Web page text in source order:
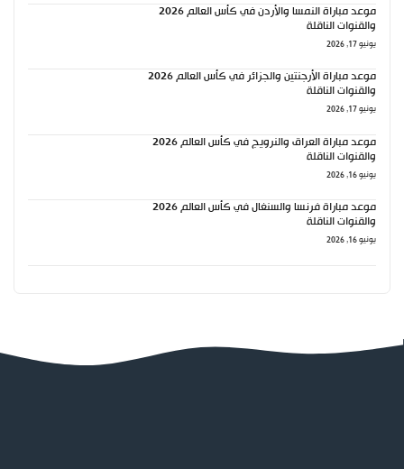
موعد مباراة النمسا والأردن في كأس العالم 2026
والقنوات الناقلة
يونيو 17, 2026
موعد مباراة الأرجنتين والجزائر في كأس العالم 2026
والقنوات الناقلة
يونيو 17, 2026
موعد مباراة العراق والنرويج في كأس العالم 2026
والقنوات الناقلة
يونيو 16, 2026
موعد مباراة فرنسا والسنغال في كأس العالم 2026
والقنوات الناقلة
يونيو 16, 2026